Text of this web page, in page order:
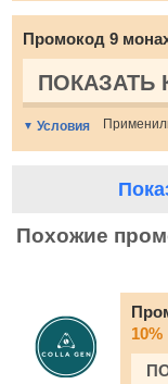
Промокод 9
ПОКАЗАТЬ
Условия
Похожие
10%